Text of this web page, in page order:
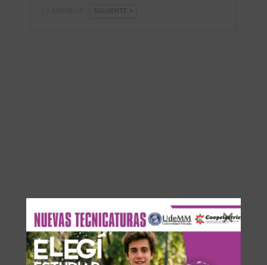
SIGUIENTE